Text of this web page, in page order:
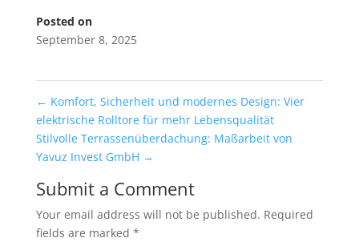
Posted on
September 8, 2025
← Komfort, Sicherheit und modernes Design: Vier
elektrische Rolltore für mehr Lebensqualität
Stilvolle Terrassenüberdachung: Maßarbeit von
Yavuz Invest GmbH →
Submit a Comment
Your email address will not be published. Required
fields are marked *